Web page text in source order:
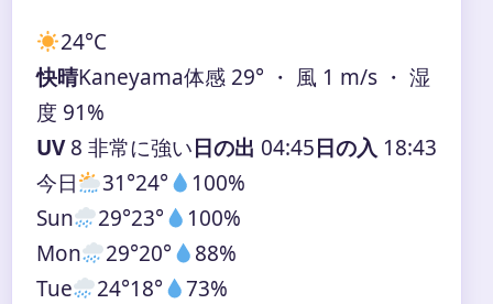
24°C
快晴Kaneyama体感 29° ・ 風 1 m/s ・ 湿
度 91%
UV8 非常に強い日の出 04:45日の入 18:43
今日
31°24°
100%
Sun
29°23°
100%
Mon
29°20°
88%
Tue
24°18°
73%